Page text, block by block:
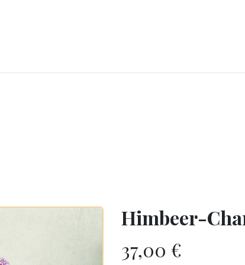
Himbeer-
37,00 €